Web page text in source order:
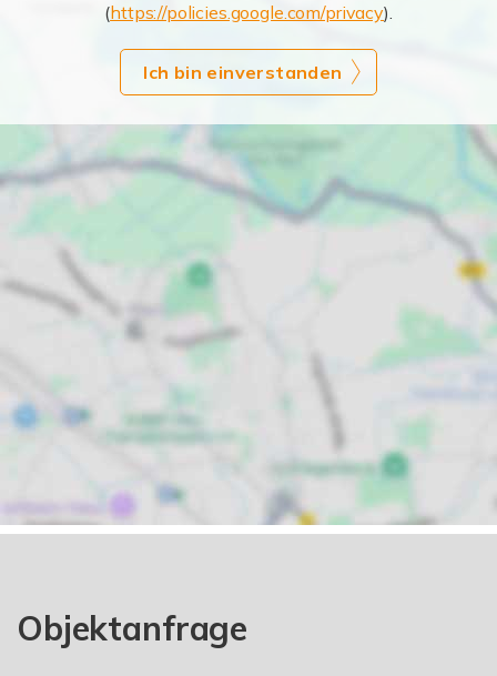
(https://policies.google.com/privacy).
Ich bin einverstanden
Objektanfrage